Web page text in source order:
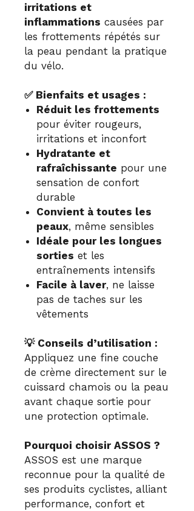
irritations et
inflammations causées par
les frottements répétés sur
la peau pendant la pratique
du vélo.
✅ Bienfaits et usages :
Réduit les frottements
pour éviter rougeurs,
irritations et inconfort
Hydratante et
rafraîchissante pour une
sensation de confort
durable
Convient à toutes les
peaux, même sensibles
Idéale pour les longues
sorties et les
entraînements intensifs
Facile à laver, ne laisse
pas de taches sur les
vêtements
💡 Conseils d’utilisation :
Appliquez une fine couche
de crème directement sur le
cuissard chamois ou la peau
avant chaque sortie pour
une protection optimale.
Pourquoi choisir ASSOS ?
ASSOS est une marque
reconnue pour la qualité de
ses produits cyclistes, alliant
performance, confort et